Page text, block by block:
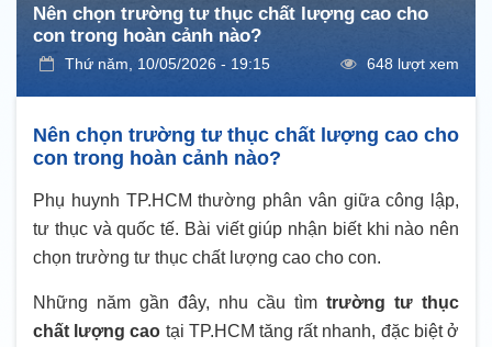
Nên chọn trường tư thục chất lượng cao cho
con trong hoàn cảnh nào?
Thứ năm, 10/05/2026 - 19:15 648 lượt xem
Nên chọn trường tư thục chất lượng cao cho
con trong hoàn cảnh nào?
Phụ huynh TP.HCM thường phân vân giữa công lập,
tư thục và quốc tế. Bài viết giúp nhận biết khi nào nên
chọn trường tư thục chất lượng cao cho con.
Những năm gần đây, nhu cầu tìm trường tư thục
chất lượng cao tại TP.HCM tăng rất nhanh, đặc biệt ở